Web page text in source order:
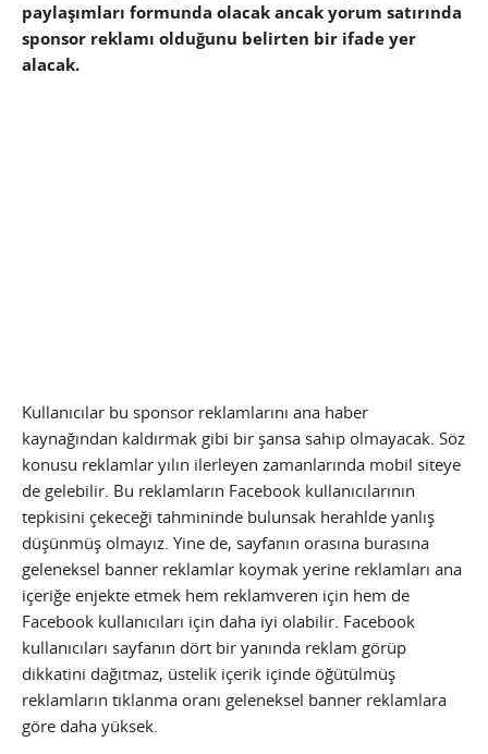
paylaşımları formunda olacak ancak yorum satırında
sponsor reklamı olduğunu belirten bir ifade yer
alacak.
Kullanıcılar bu sponsor reklamlarını ana haber
kaynağından kaldırmak gibi bir şansa sahip olmayacak. Söz
konusu reklamlar yılın ilerleyen zamanlarında mobil siteye
de gelebilir. Bu reklamların Facebook kullanıcılarının
tepkisini çekeceği tahmininde bulunsak herahlde yanlış
düşünmüş olmayız. Yine de, sayfanın orasına burasına
geleneksel banner reklamlar koymak yerine reklamları ana
içeriğe enjekte etmek hem reklamveren için hem de
Facebook kullanıcıları için daha iyi olabilir. Facebook
kullanıcıları sayfanın dört bir yanında reklam görüp
dikkatini dağıtmaz, üstelik içerik içinde öğütülmüş
reklamların tıklanma oranı geleneksel banner reklamlara
göre daha yüksek.